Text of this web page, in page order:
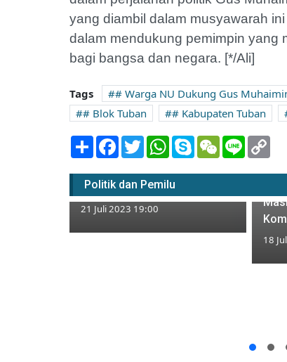
yang diambil dalam musyawarah
dalam mendukung pemimpin yang
bagi bangsa dan negara. [*/Ali]
Tags # Warga NU Dukung Gus
# Blok Tuban
# Kabupaten Tuban
Share Facebook
TwitterWhatsApp
SkypeWeChatLine
Politik dan Pemilu
Masuk Tahap Vermin, 22
Bacaleg di Tuban
Mengundurkan Diri
21 Juli 2023 19:00
18